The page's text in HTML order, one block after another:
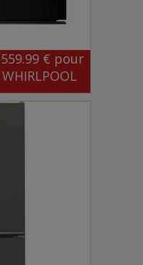
€ pour